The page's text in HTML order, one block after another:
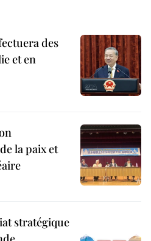
des
et en
la paix et
stratégique